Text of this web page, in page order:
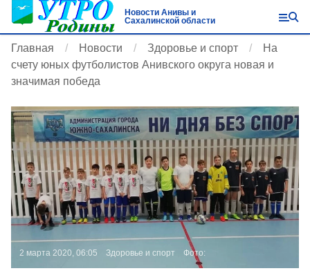
Новости Анивы и
Сахалинской области
Главная Новости Здоровье и спорт
На
счету юных футболистов Анивского округа новая и
значимая победа
2 марта 2020, 06:05 Здоровье и спорт Фото: